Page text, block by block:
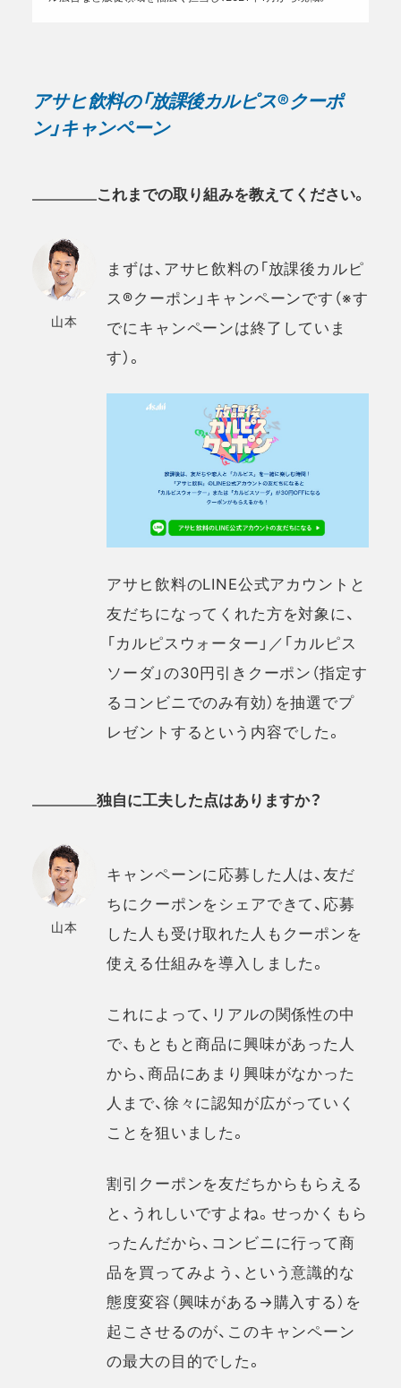
アサヒ飲料の「放課後カルピス®クーポ
ン」キャンペーン
これまでの取り組みを教えてください。
山本
まずは、アサヒ飲料の「放課後カルピ
ス®クーポン」キャンペーンです（※す
でにキャンペーンは終了していま
す）。
アサヒ飲料のLINE公式アカウントと
友だちになってくれた方を対象に、
「カルピスウォーター」／「カルピス
ソーダ」の30円引きクーポン（指定す
るコンビニでのみ有効）を抽選でプ
レゼントするという内容でした。
独自に工夫した点はありますか？
山本
キャンペーンに応募した人は、友だ
ちにクーポンをシェアできて、応募
した人も受け取れた人もクーポンを
使える仕組みを導入しました。
これによって、リアルの関係性の中
で、もともと商品に興味があった人
から、商品にあまり興味がなかった
人まで、徐々に認知が広がっていく
ことを狙いました。
割引クーポンを友だちからもらえる
と、うれしいですよね。せっかくもら
ったんだから、コンビニに行って商
品を買ってみよう、という意識的な
態度変容（興味がある→購入する）を
起こさせるのが、このキャンペーン
の最大の目的でした。